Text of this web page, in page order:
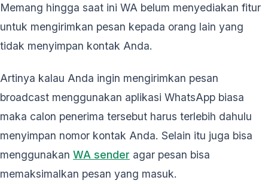
Memang hingga saat ini WA belum menyediakan fitur
untuk mengirimkan pesan kepada orang lain yang
tidak menyimpan kontak Anda.
Artinya kalau Anda ingin mengirimkan pesan
broadcast menggunakan aplikasi WhatsApp biasa
maka calon penerima tersebut harus terlebih dahulu
menyimpan nomor kontak Anda. Selain itu juga bisa
menggunakan WA sender agar pesan bisa
memaksimalkan pesan yang masuk.